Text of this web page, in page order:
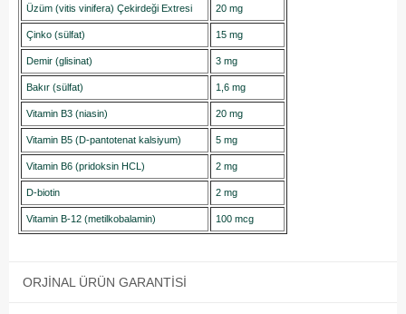
Üzüm (vitis vinifera) Çekirdeği Extresi 20 mg
Çinko (sülfat) 15 mg
Demir (glisinat) 3 mg
Bakır (sülfat) 1,6 mg
Vitamin B3 (niasin) 20 mg
Vitamin B5 (D-pantotenat kalsiyum) 5 mg
Vitamin B6 (pridoksin HCL) 2 mg
D-biotin 2 mg
Vitamin B-12 (metilkobalamin) 100 mcg
ORJINAL ÜRÜN GARANTISI